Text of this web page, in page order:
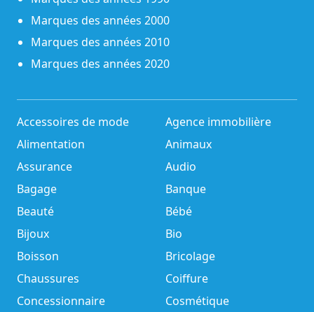
Marques des années 2000
Marques des années 2010
Marques des années 2020
Accessoires de mode
Agence immobilière
Alimentation
Animaux
Assurance
Audio
Bagage
Banque
Beauté
Bébé
Bijoux
Bio
Boisson
Bricolage
Chaussures
Coiffure
Concessionnaire
Cosmétique